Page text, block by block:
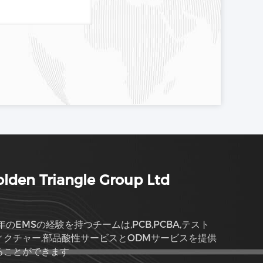
Triangle Group Ltd
のEMSの経験を持つチームは,PCB,PCBA,テスト
クチャー,部品酸性サービスとODMサービスを提供
ことができます